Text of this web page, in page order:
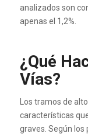
analizados son
apenas el 1,2%.
¿Qué
Vías?
Los tramos de
características
graves. Según los